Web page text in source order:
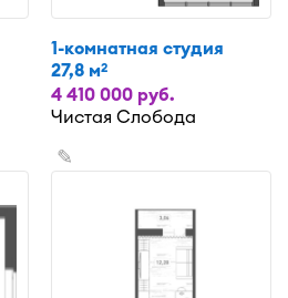
1-комнатная студия
27,8 м2
4 410 000 руб.
Чистая Слобода
✎